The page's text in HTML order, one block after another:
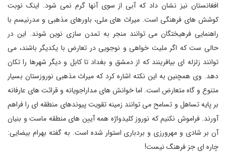
افغانستان نیز نشان داد که آبی از سوی آنها گرم نمی شود. اینک نوبت
کوشش های فرهنگی است. میراث های ملی، باورهای مذهبی و مدرنیسم با
راهنمایی فرهیختگان می توانند منجر به تمدن سازی نوین شوند. این در
حالی ست که اگر ملیت خواهی و نوجویی در تعارض با یکدیگر باشند، می
توانند زلزله ای بیافرینند که از دمشق و بغداد تا کابل و دیگر شهرها را تکان
دهد. وی همچنین به این نکته اشاره کرد که میراث مذهبی نوروزستان بسیار
متنوع و گاه متعارض است. اما خوانش های مداراجویانه و قرائت های عارفانه
بر پایه تساهل و تسامح می توانند زمینه تقویت پیوندهای منطقه ای را فراهم
آورند. فراموش نکنیم که نوروز کلیدواژه همه آیین های منطقه ماست و بنیان
آن بر شادی و مهرورزی و بردباری استوار شده است. به گفته بهرام بیضایی:
چاره ای جز فرهنگ نیست!